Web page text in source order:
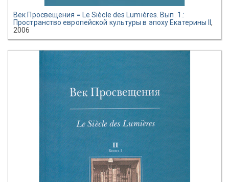
Век Просвещения = Le Siècle des Lumières. Вып. 1.:
Пространство европейской культуры в эпоху Екатерины II,
2006